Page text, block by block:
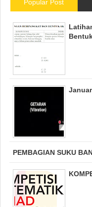
Popular Post
PEMBAGIAN SUKU